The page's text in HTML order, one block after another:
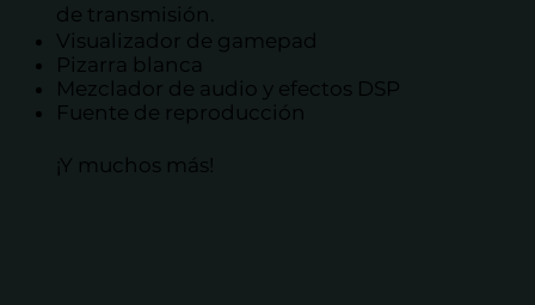
de transmisión.
Visualizador de gamepad
Pizarra blanca
Mezclador de audio y efectos DSP
Fuente de reproducción
¡Y muchos más!